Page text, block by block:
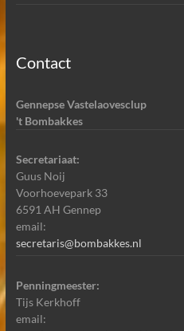
Contact
Gennepse Vastelaovesclup
't Bombakkes
Secretariaat:
Guus Noij
Voorhoevepark 33
6591 AH Gennep
email:
secretaris@bombakkes.nl
Penningmeester:
Tijs Kerkhoff
email: